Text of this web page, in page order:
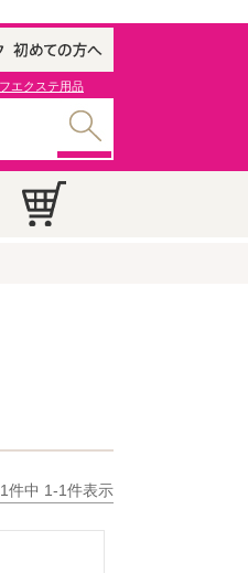
エクステ用品
1件中 1-1件表示